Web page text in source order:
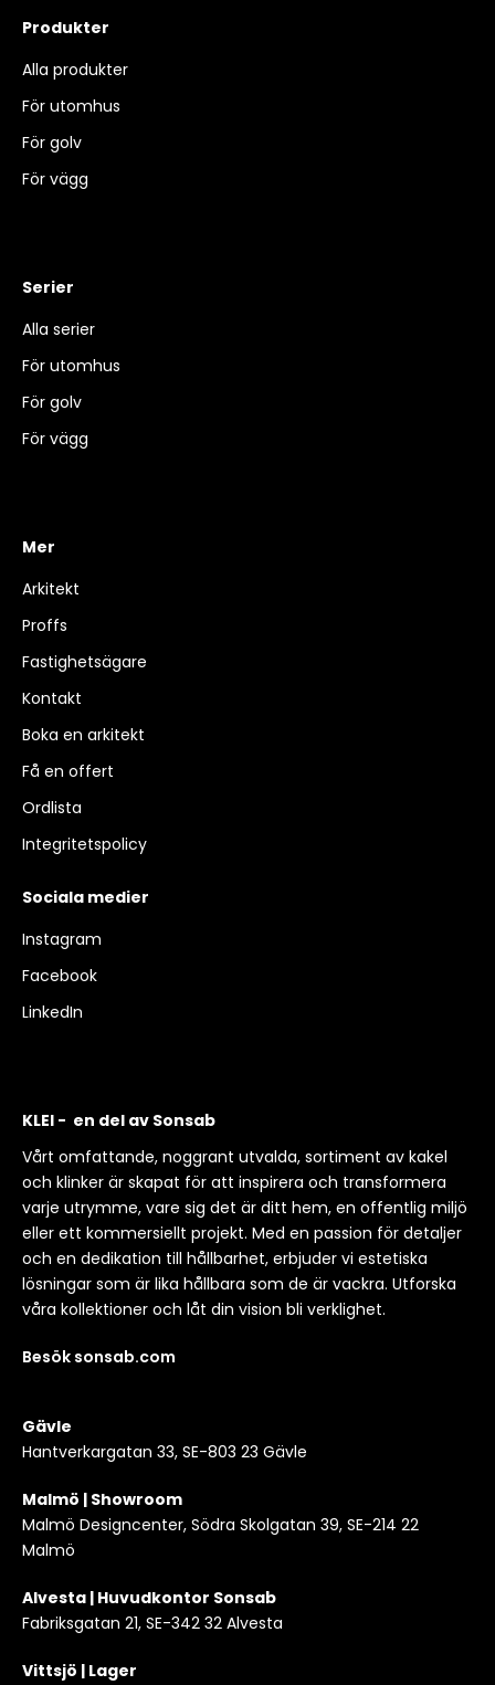
Produkter
Alla produkter
För utomhus
För golv
För vägg
Serier
Alla serier
För utomhus
För golv
För vägg
Mer
Arkitekt
Proffs
Fastighetsägare
Kontakt
Boka en arkitekt
Få en offert
Ordlista
Integritetspolicy
Sociala medier
Instagram
Facebook
LinkedIn
KLEI - en del av Sonsab
Vårt omfattande, noggrant utvalda, sortiment av kakel
och klinker är skapat för att inspirera och transformera
varje utrymme, vare sig det är ditt hem, en offentlig miljö
eller ett kommersiellt projekt. Med en passion för detaljer
och en dedikation till hållbarhet, erbjuder vi estetiska
lösningar som är lika hållbara som de är vackra. Utforska
våra kollektioner och låt din vision bli verklighet.
Besök sonsab.com
Gävle
Hantverkargatan 33, SE-803 23 Gävle
Malmö | Showroom
Malmö Designcenter, Södra Skolgatan 39, SE-214 22
Malmö
Alvesta | Huvudkontor Sonsab
Fabriksgatan 21, SE-342 32 Alvesta
Vittsjö | Lager